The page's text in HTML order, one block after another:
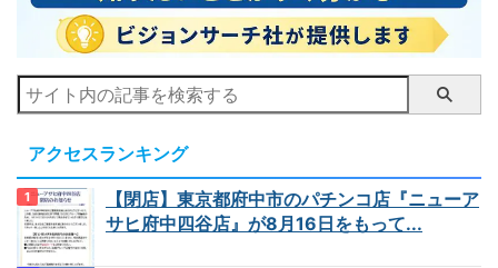
アクセスランキング
【閉店】東京都府中市のパチンコ店『ニューア
サヒ府中四谷店』が8月16日をもって...